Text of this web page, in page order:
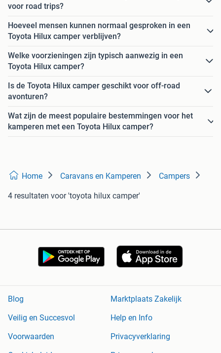
voor road trips?
Hoeveel mensen kunnen normaal gesproken in een
Toyota Hilux camper verblijven?
Welke voorzieningen zijn typisch aanwezig in een
Toyota Hilux camper?
Is de Toyota Hilux camper geschikt voor off-road
avonturen?
Wat zijn de meest populaire bestemmingen voor het
kamperen met een Toyota Hilux camper?
Home Caravans en Kamperen Campers
4 resultaten voor 'toyota hilux camper'
Blog
Marktplaats Zakelijk
Veilig en Succesvol
Help en Info
Voorwaarden
Privacyverklaring